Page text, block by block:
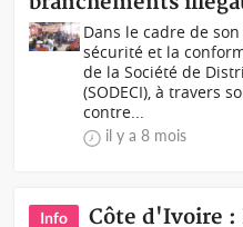
Dans le cadre de
sécurité et la
de la Société de
(SODECI), à travers
contre...
il y a 8 mois
Info
Côte d'Ivoire :